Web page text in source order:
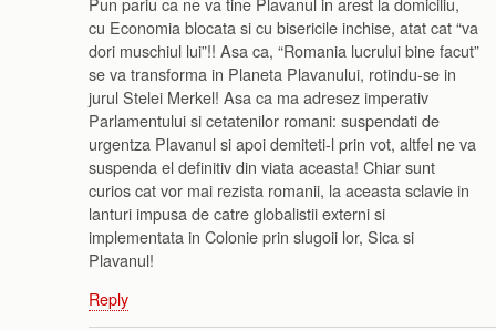
cu Economia blocata si cu bisericile inchise, atat cat “va
dori muschiul lui”!! Asa ca, “Romania lucrului bine facut”
se va transforma in Planeta Plavanului, rotindu-se in
jurul Stelei Merkel! Asa ca ma adresez imperativ
Parlamentului si cetatenilor romani: suspendati de
urgentza Plavanul si apoi demiteti-l prin vot, altfel ne va
suspenda el definitiv din viata aceasta! Chiar sunt
curios cat vor mai rezista romanii, la aceasta sclavie in
lanturi impusa de catre globalistii externi si
implementata in Colonie prin slugoii lor, Sica si
Plavanul!
Reply